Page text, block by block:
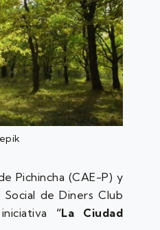
Pichincha (CAE-P) y
de Diners Club
“La Ciudad